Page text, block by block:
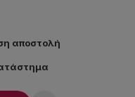
αποστολή